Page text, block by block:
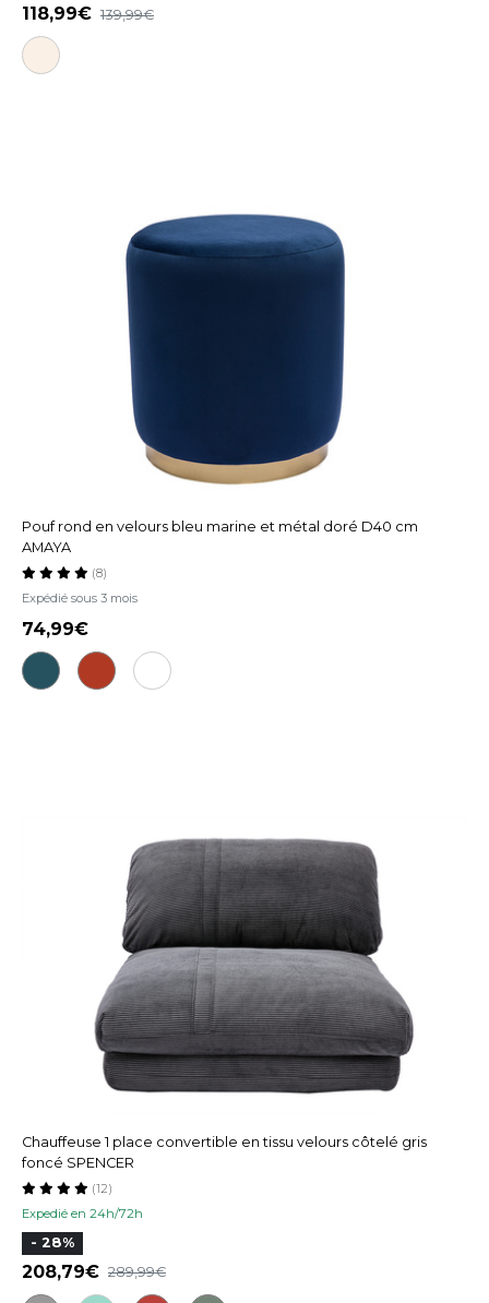
118,99 139,99
Pouf rond en velours bleu marine et métal doré D40 cm
AMAYA
Expédié sous 3 mois
(8)
74,99
Chauffeuse 1 place convertible en tissu velours côtelé gris
foncé SPENCER
Expedié en 24h/72h
(12)
- 28%
208,79 289,99